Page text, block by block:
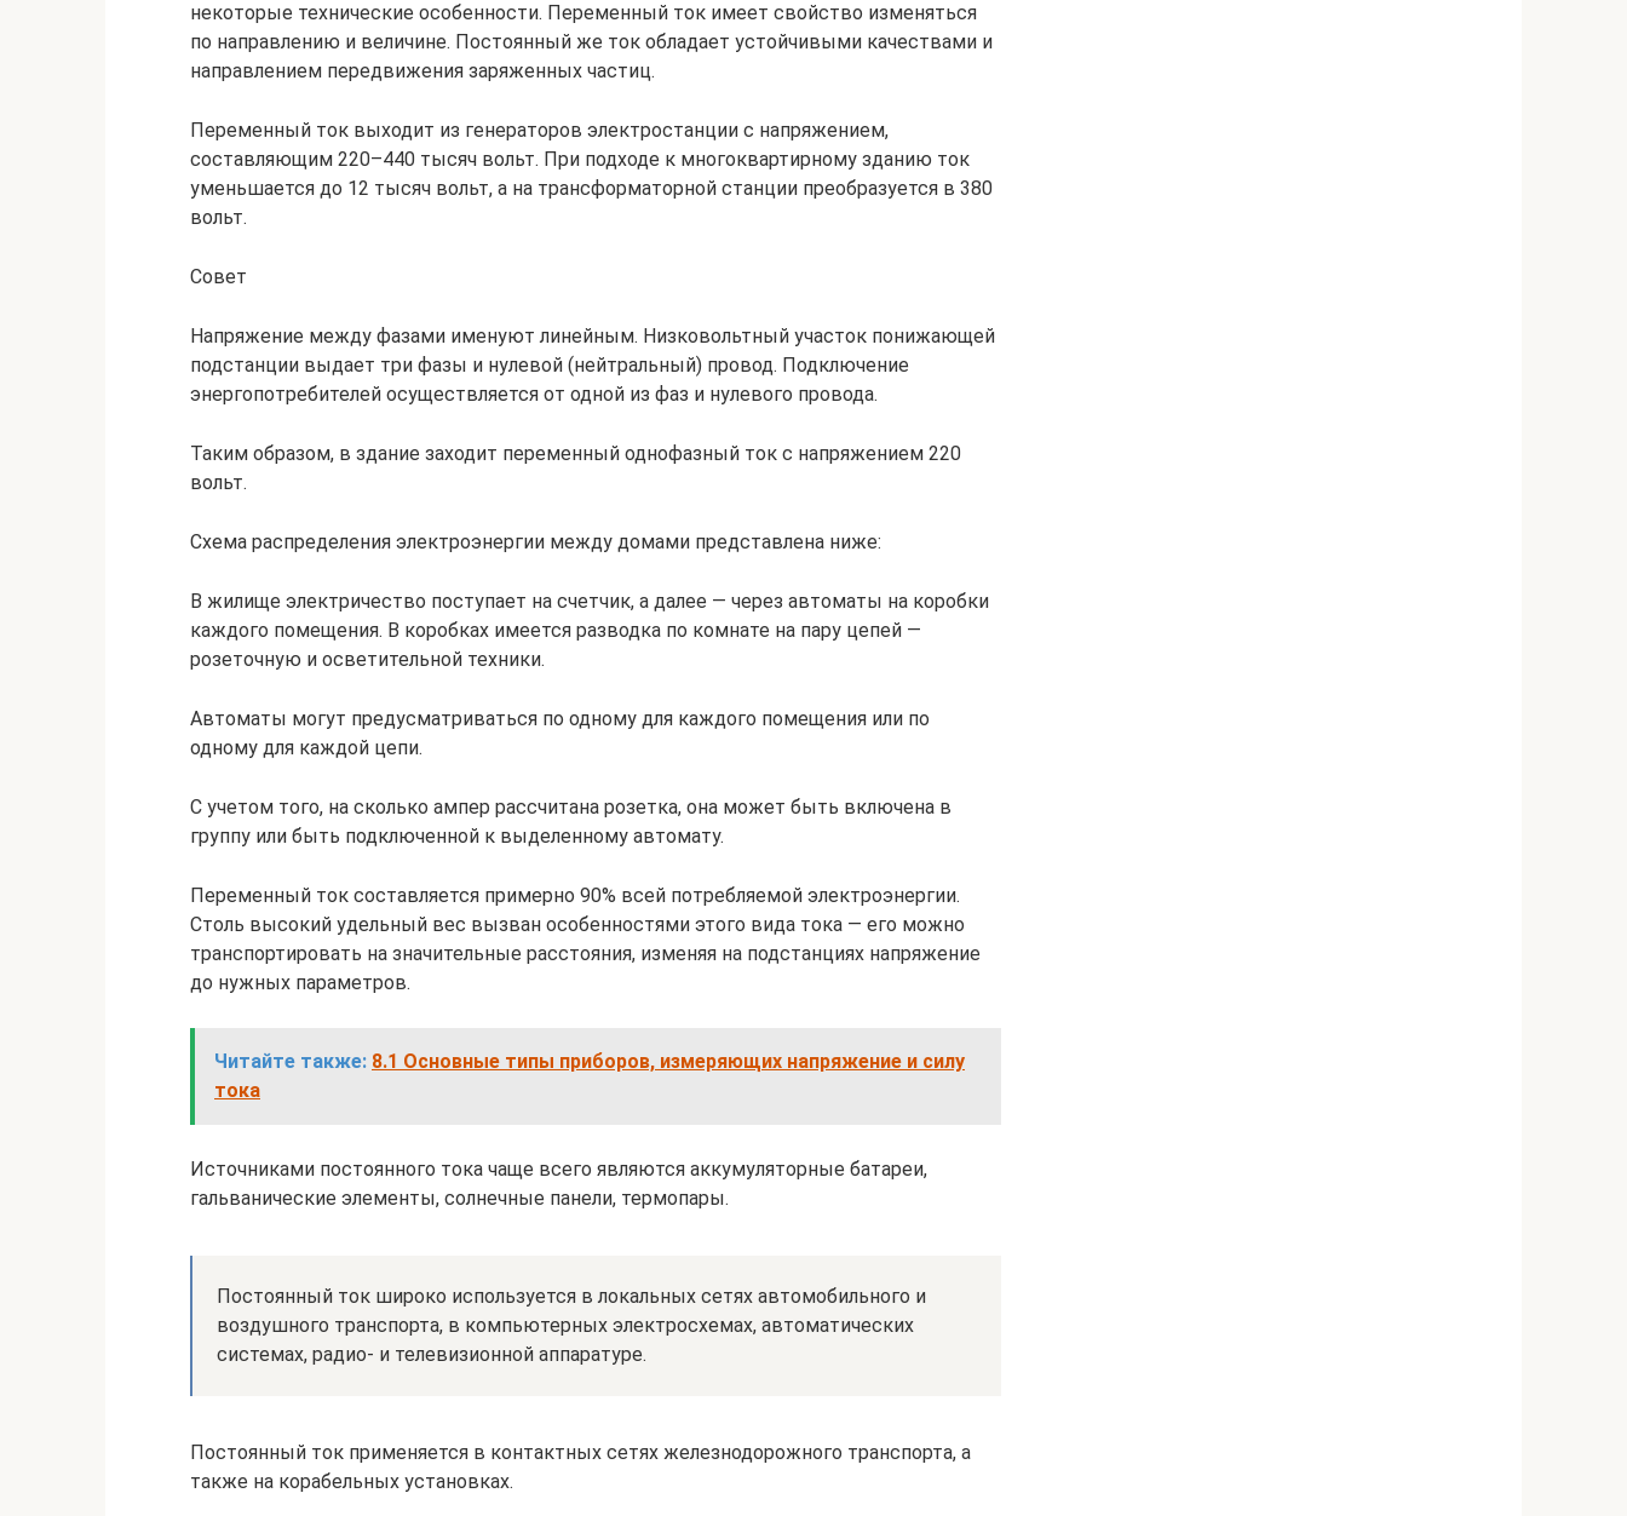
некоторые технические особенности. Переменный ток имеет свойство изменяться
по направлению и величине. Постоянный же ток обладает устойчивыми качествами и
направлением передвижения заряженных частиц.
Переменный ток выходит из генераторов электростанции с напряжением,
составляющим 220–440 тысяч вольт. При подходе к многоквартирному зданию ток
уменьшается до 12 тысяч вольт, а на трансформаторной станции преобразуется в 380
вольт.
Совет
Напряжение между фазами именуют линейным. Низковольтный участок понижающей
подстанции выдает три фазы и нулевой (нейтральный) провод. Подключение
энергопотребителей осуществляется от одной из фаз и нулевого провода.
Таким образом, в здание заходит переменный однофазный ток с напряжением 220
вольт.
Схема распределения электроэнергии между домами представлена ниже:
В жилище электричество поступает на счетчик, а далее — через автоматы на коробки
каждого помещения. В коробках имеется разводка по комнате на пару цепей —
розеточную и осветительной техники.
Автоматы могут предусматриваться по одному для каждого помещения или по
одному для каждой цепи.
С учетом того, на сколько ампер рассчитана розетка, она может быть включена в
группу или быть подключенной к выделенному автомату.
Переменный ток составляется примерно 90% всей потребляемой электроэнергии.
Столь высокий удельный вес вызван особенностями этого вида тока — его можно
транспортировать на значительные расстояния, изменяя на подстанциях напряжение
до нужных параметров.
Читайте также: 8.1 Основные типы приборов, измеряющих напряжение и силу
тока
Источниками постоянного тока чаще всего являются аккумуляторные батареи,
гальванические элементы, солнечные панели, термопары.
Постоянный ток широко используется в локальных сетях автомобильного и
воздушного транспорта, в компьютерных электросхемах, автоматических
системах, радио- и телевизионной аппаратуре.
Постоянный ток применяется в контактных сетях железнодорожного транспорта, а
также на корабельных установках.